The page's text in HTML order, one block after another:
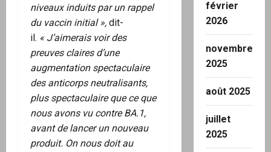
niveaux induits par un rappel
du vaccin initial », dit-
il. « J’aimerais voir des
preuves claires d’une
augmentation spectaculaire
des anticorps neutralisants,
plus spectaculaire que ce que
nous avons vu contre BA.1,
avant de lancer un nouveau
produit. On nous doit au
février
2026
novembre
2025
août 2025
juillet
2025